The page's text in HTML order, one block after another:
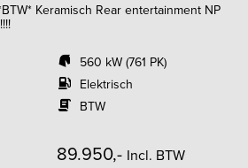
Keramisch Rear entertainment NP
560 kW (761 PK)
Elektrisch
BTW
89.950,- Incl. BTW